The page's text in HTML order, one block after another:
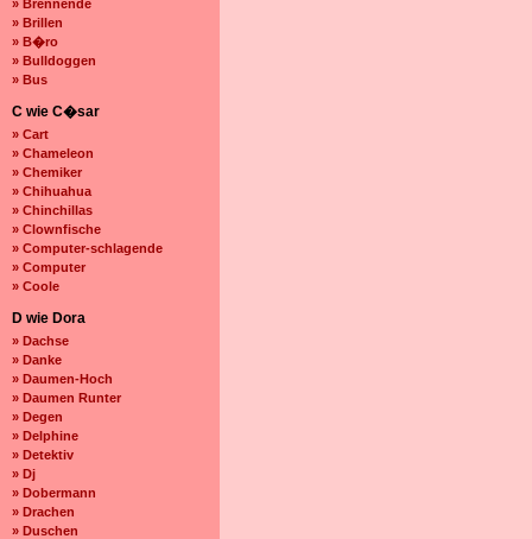
» Brennende
» Brillen
» B�ro
» Bulldoggen
» Bus
C wie C�sar
» Cart
» Chameleon
» Chemiker
» Chihuahua
» Chinchillas
» Clownfische
» Computer-schlagende
» Computer
» Coole
D wie Dora
» Dachse
» Danke
» Daumen-Hoch
» Daumen Runter
» Degen
» Delphine
» Detektiv
» Dj
» Dobermann
» Drachen
» Duschen